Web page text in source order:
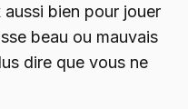
bien pour jouer
beau ou mauvais
dire que vous ne